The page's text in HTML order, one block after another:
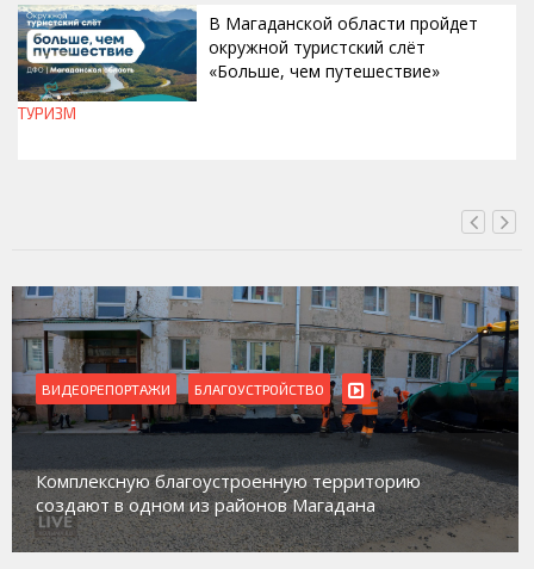
В Магаданской области пройдет
окружной туристский слёт
«Больше, чем путешествие»
ТУРИЗМ
ВИДЕОРЕПОРТАЖИ БЛАГОУСТРОЙСТВО
Комплексную благоустроенную территорию
создают в одном из районов Магадана